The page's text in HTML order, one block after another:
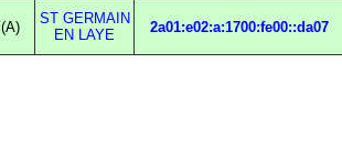
(A)
ST GERMAIN
EN LAYE
2a01:e02:a:1700:fe00::da07